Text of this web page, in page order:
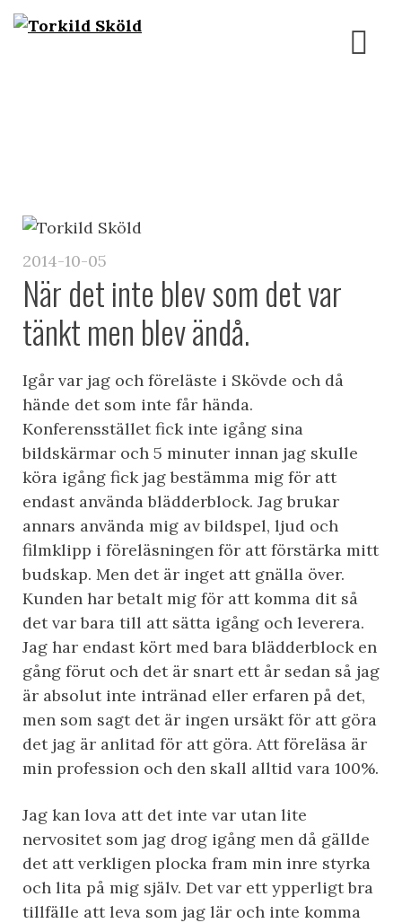
Skip
2014-10-05
När det inte blev som det var
tänkt men blev ändå.
Igår var jag och föreläste i Skövde och då
hände det som inte får hända.
Konferensstället fick inte igång sina
bildskärmar och 5 minuter innan jag skulle
köra igång fick jag bestämma mig för att
endast använda blädderblock. Jag brukar
annars använda mig av bildspel, ljud och
filmklipp i föreläsningen för att förstärka mitt
budskap. Men det är inget att gnälla över.
Kunden har betalt mig för att komma dit så
det var bara till att sätta igång och leverera.
Jag har endast kört med bara blädderblock en
gång förut och det är snart ett år sedan så jag
är absolut inte intränad eller erfaren på det,
men som sagt det är ingen ursäkt för att göra
det jag är anlitad för att göra. Att föreläsa är
min profession och den skall alltid vara 100%.
Jag kan lova att det inte var utan lite
nervositet som jag drog igång men då gällde
det att verkligen plocka fram min inre styrka
och lita på mig själv. Det var ett ypperligt bra
tillfälle att leva som jag lär och inte komma